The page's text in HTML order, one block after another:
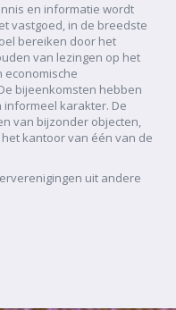
en informatie wordt
vastgoed, in de breedste
bereiken door het
van lezingen op het
economische
bijeenkomsten hebben
karakter. De
van bijzonder objecten,
kantoor van één van de
uit andere